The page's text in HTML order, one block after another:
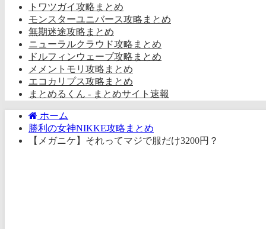
トワツガイ攻略まとめ
モンスターユニバース攻略まとめ
無期迷途攻略まとめ
ニューラルクラウド攻略まとめ
ドルフィンウェーブ攻略まとめ
メメントモリ攻略まとめ
エコカリプス攻略まとめ
まとめるくん - まとめサイト速報
ホーム
勝利の女神NIKKE攻略まとめ
【メガニケ】それってマジで服だけ3200円？